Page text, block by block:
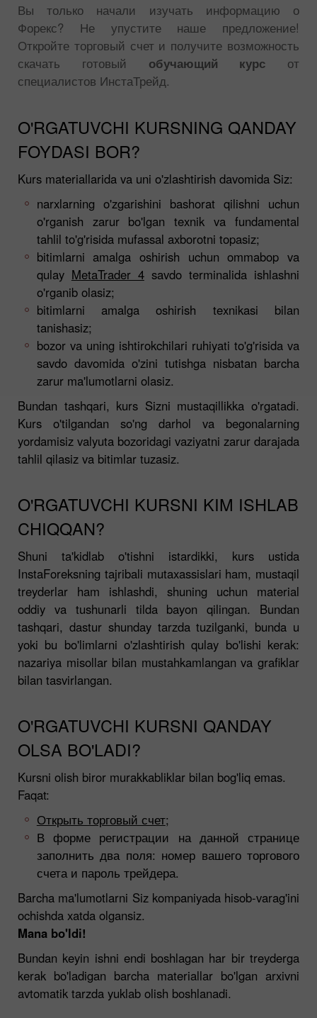
Вы только начали изучать информацию о
Форекс? Не упустите наше предложение!
Откройте торговый счет и получите возможность
скачать готовый обучающий курс от
специалистов ИнстаТрейд.
O'RGATUVCHI KURSNING QANDAY
FOYDASI BOR?
Kurs materiallarida va uni o'zlashtirish davomida Siz:
narxlarning o'zgarishini bashorat qilishni uchun
o'rganish zarur bo'lgan texnik va fundamental
tahlil to'g'risida mufassal axborotni topasiz;
bitimlarni amalga oshirish uchun ommabop va
qulay MetaTrader 4savdo terminalida ishlashni
o'rganib olasiz;
bitimlarni amalga oshirish texnikasi bilan
tanishasiz;
bozor va uning ishtirokchilari ruhiyati to'g'risida va
savdo davomida o'zini tutishga nisbatan barcha
zarur ma'lumotlarni olasiz.
Bundan tashqari, kurs Sizni mustaqillikka o'rgatadi.
Kurs o'tilgandan so'ng darhol va begonalarning
yordamisiz valyuta bozoridagi vaziyatni zarur darajada
tahlil qilasiz va bitimlar tuzasiz.
O'RGATUVCHI KURSNI KIM ISHLAB
CHIQQAN?
Shuni ta'kidlab o'tishni istardikki, kurs ustida
InstaForeksning tajribali mutaxassislari ham, mustaqil
treyderlar ham ishlashdi, shuning uchun material
oddiy va tushunarli tilda bayon qilingan. Bundan
tashqari, dastur shunday tarzda tuzilganki, bunda u
yoki bu bo'limlarni o'zlashtirish qulay bo'lishi kerak:
nazariya misollar bilan mustahkamlangan va grafiklar
bilan tasvirlangan.
O'RGATUVCHI KURSNI QANDAY
OLSA BO'LADI?
Kursni olish biror murakkabliklar bilan bog'liq emas.
Faqat:
Открыть торговый счет;
В форме регистрации на данной странице
заполнить два поля: номер вашего торгового
счета и пароль трейдера.
Barcha ma'lumotlarni Siz kompaniyada hisob-varag'ini
ochishda xatda olgansiz.
Mana bo'ldi!
Bundan keyin ishni endi boshlagan har bir treyderga
kerak bo'ladigan barcha materiallar bo'lgan arxivni
avtomatik tarzda yuklab olish boshlanadi.